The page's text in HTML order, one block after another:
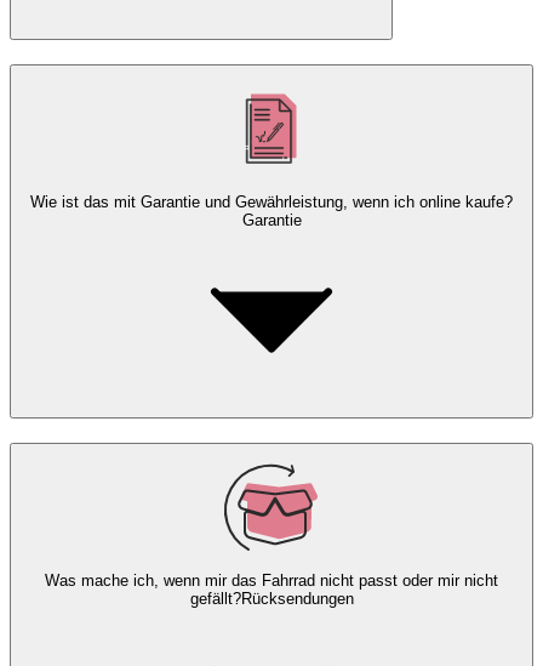
Wie ist das mit Garantie und Gewährleistung, wenn ich online kaufe?
Garantie
Was mache ich, wenn mir das Fahrrad nicht passt oder mir nicht
gefällt?Rücksendungen